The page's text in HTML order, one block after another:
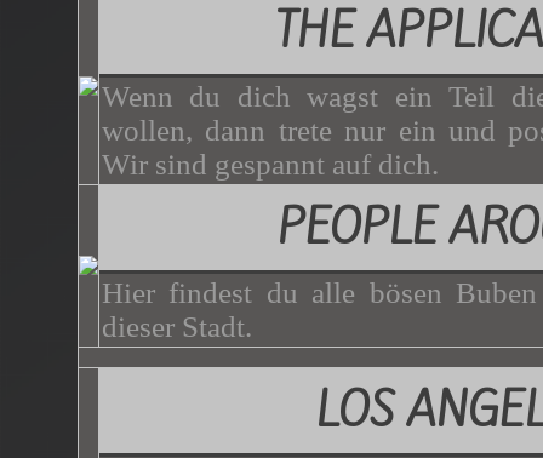
THE
Wenn du dich wagst ein Teil
wollen, dann trete nur ein und
Wir sind gespannt auf dich.
PEOPLE
Hier findest du alle bösen
dieser Stadt.
LOS